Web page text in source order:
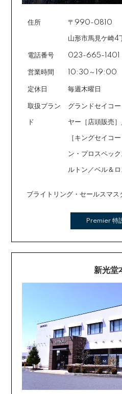
場合によっては2～6回も可能
ご注文時に備考欄でお知らせ
住所 〒990-0810
山形市馬見ケ崎
電話番号 023-665-1401
営業時間 10:30～19:00
定休日 毎週木曜日
取扱ブラン
ド
グランドセイコ
ヤー［店頭販売
［キングセイコ
ン・プロスペッ
ルトン／ベル＆
ブライトリング・セールスマス
Premier 特
新光堂